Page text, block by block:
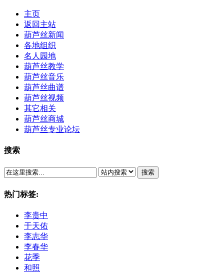
主页
返回主站
葫芦丝新闻
各地组织
名人园地
葫芦丝教学
葫芦丝音乐
葫芦丝曲谱
葫芦丝视频
其它相关
葫芦丝商城
葫芦丝专业论坛
搜索
搜索
热门标签:
李贵中
于天佑
李志华
李春华
花季
和照